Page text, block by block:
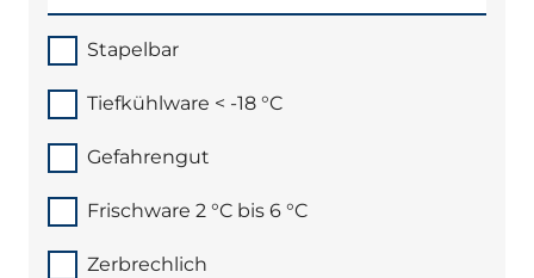
Stapelbar
Tiefkühlware < -18 °C
Gefahrengut
Frischware 2 °C bis 6 °C
Zerbrechlich